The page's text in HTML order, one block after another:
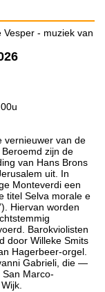
Vesper - muziek van
vernieuwer van de
zijn de
van Hans Brons
uit. In
Monteverdi een
titel Selva morale e
Hiervan worden
Barokviolisten
door Willeke Smits
Hagerbeer-orgel.
Gabrieli, die —
Marco-